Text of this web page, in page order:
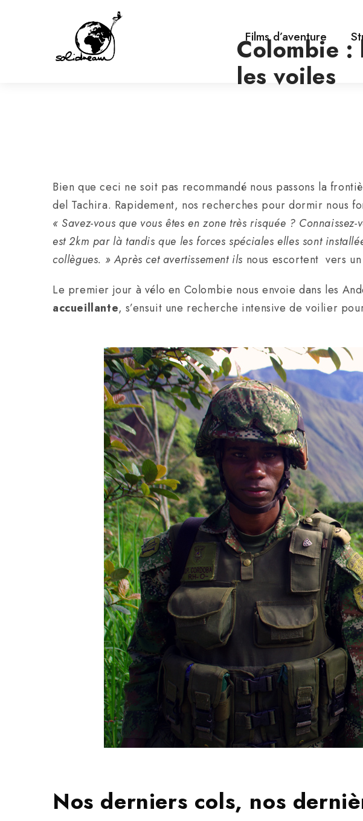
Films d’aventure
Colombie :
les voiles
Bien que ceci ne soit pas recommandé nous passons la
del Tachira. Rapidement, nos recherches pour dormir nous
« Savez-vous que vous êtes en zone très risquée ?
est 2km par là tandis que les forces spéciales elles sont
collègues. » Après cet avertissement ils nous escortent vers
Le premier jour à vélo en Colombie nous envoie dans les
accueillante, s’ensuit une recherche intensive de voilier
Nos derniers cols, nos